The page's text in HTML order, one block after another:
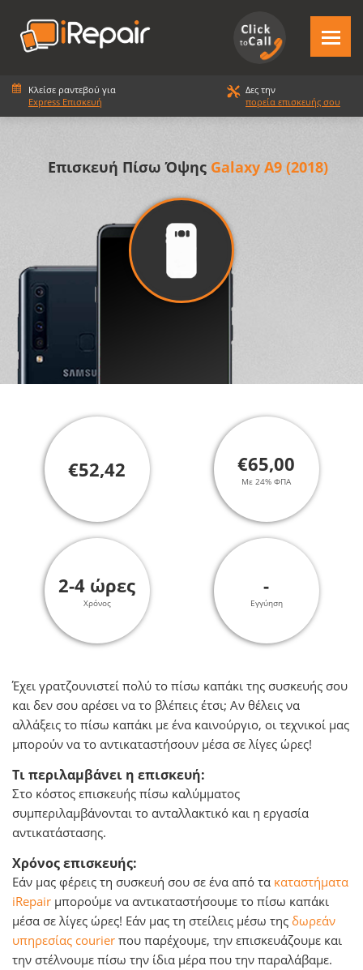
Κλείσε ραντεβού για
Express Επισκευή
Δες την
πορεία επισκευής σου
Επισκευή Πίσω Όψης Galaxy A9 (2018)
€52,42 €65,00
Με 24% ΦΠΑ
2-4 ώρες
Χρόνος
-
Εγγύηση
Έχει γρατζουνιστεί πολύ το πίσω καπάκι της συσκευής σου
και δεν σου αρέσει να το βλέπεις έτσι; Αν θέλεις να
αλλάξεις τo πίσω καπάκι με ένα καινούργιο, οι τεχνικοί μας
μπορούν να το αντικαταστήσουν μέσα σε λίγες ώρες!
Τι περιλαμβάνει η επισκευή:
Στο κόστος επισκευής πίσω καλύμματος
συμπεριλαμβάνονται το ανταλλακτικό και η εργασία
αντικατάστασης.
Χρόνος επισκευής:
Εάν μας φέρεις τη συσκευή σου σε ένα από τα καταστήματα
iRepair μπορούμε να αντικαταστήσουμε το πίσω καπάκι
μέσα σε λίγες ώρες! Εάν μας τη στείλεις μέσω της δωρεάν
υπηρεσίας courier που παρέχουμε, την επισκευάζουμε και
την στέλνουμε πίσω την ίδια μέρα που την παραλάβαμε.